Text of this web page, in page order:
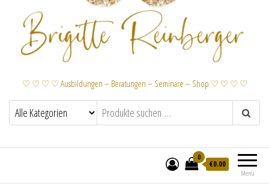
♡ ♡ ♡ ♡ Ausbildungen – Beratungen – Seminare – Shop ♡ ♡ ♡ ♡
Menü
0
€0.00